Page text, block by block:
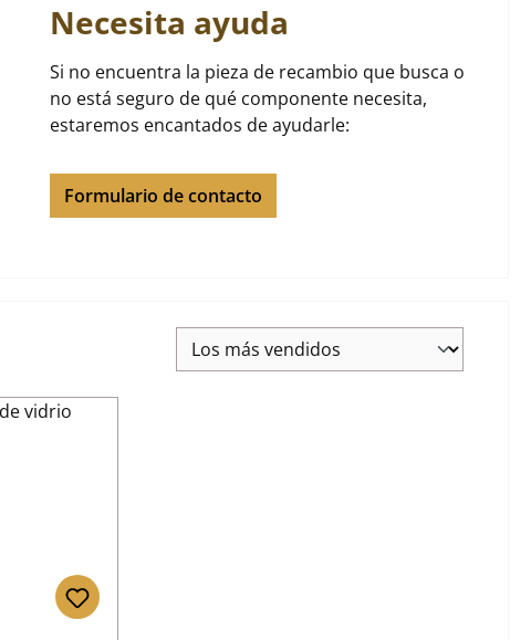
Necesita ayuda
Si no encuentra la pieza de recambio que busca o
no está seguro de qué componente necesita,
estaremos encantados de ayudarle:
Formulario de contacto